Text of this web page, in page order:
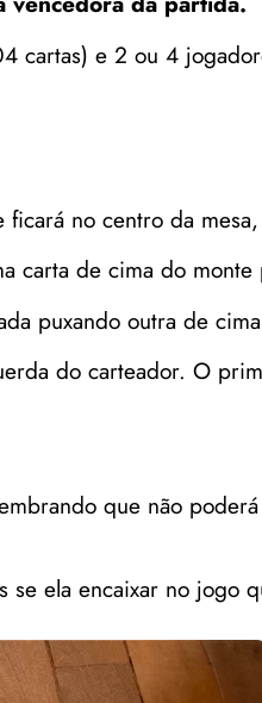
cartas) e 2 ou 4
no centro da
carta de cima do
puxando outra de
do carteador. O
que não
ela encaixar no jogo